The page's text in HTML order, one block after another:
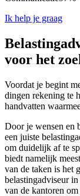
Ik help je graag
voor het
Voordat je begint
dingen rekening te
handvatten
Door je wensen en
een juiste
om duidelijk af te
biedt namelijk
van de taken is het
belastingadviseur
van de kantoren